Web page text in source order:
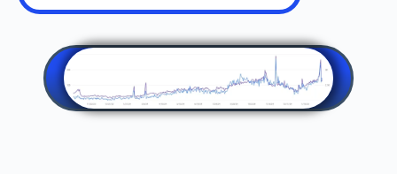
aranžmani za groblje